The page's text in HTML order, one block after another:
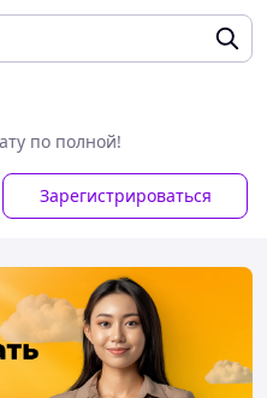
по полной!
Зарегистрироваться